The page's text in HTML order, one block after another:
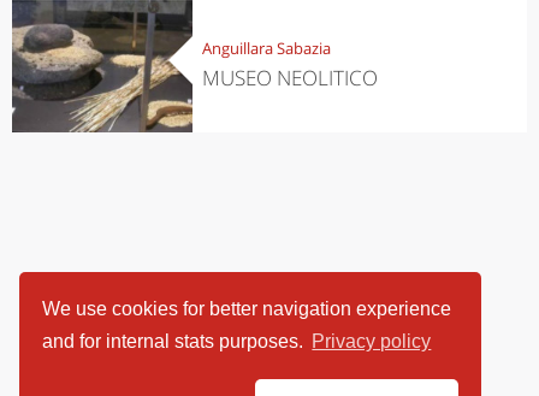
We use cookies for better navigation experience
and for internal stats purposes. Privacy policy
Anguillara Sabazia
MUSEO NEOLITICO